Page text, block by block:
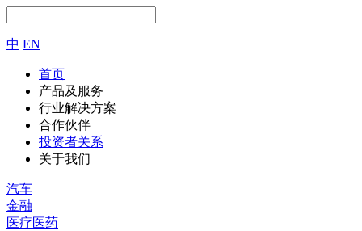
中 EN
首页
产品及服务
行业解决方案
合作伙伴
投资者关系
关于我们
汽车
金融
医疗医药